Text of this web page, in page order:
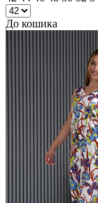
До кошика